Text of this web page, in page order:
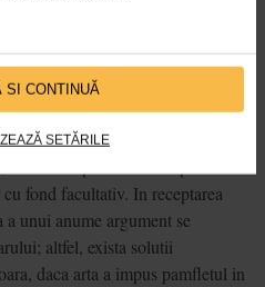
SI CONTINUĂ
SETĂRILE
A
fond facultativ. In receptarea
unui anume argument se
altfel, exista solutii
daca arta a impus pamfletul in